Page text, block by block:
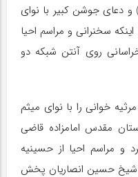
و دعای جوشن کبیر با نوای
سخنرانی و مراسم احیا
روی آنتن شبکه دو
خوانی را با نوای میثم
مقدس امامزاده قاضی
و مراسم احیا از حسینیه
شیخ حسین انصاریان پخش